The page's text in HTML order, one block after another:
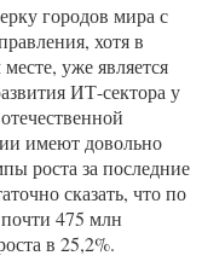
городов мира с
хотя в
уже является
ИТ-сектора у
имеют довольно
роста за последние
сказать, что по
475 млн
в 25,2%.